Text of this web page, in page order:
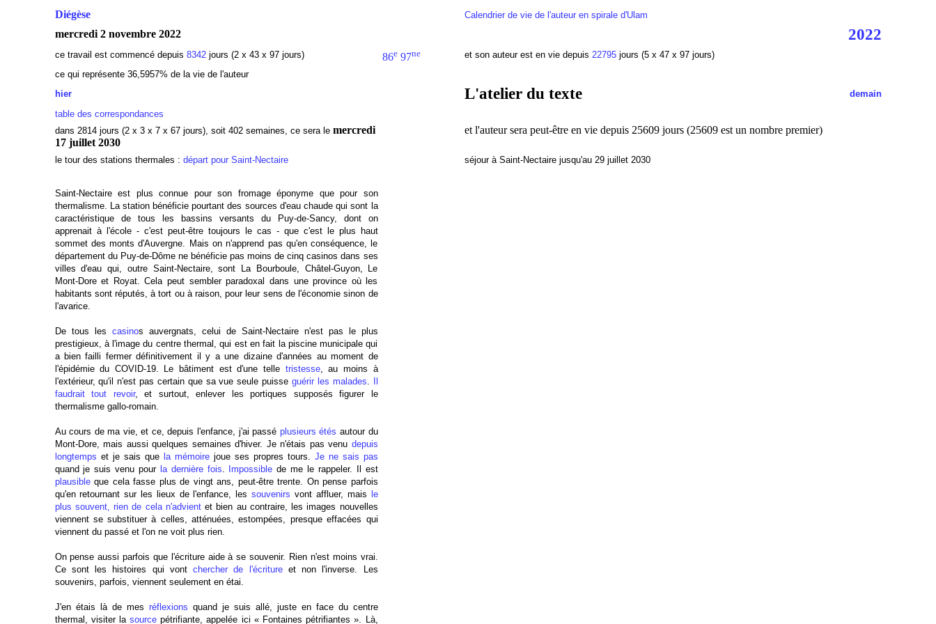
Diégèse Calendrier de vie de l'auteur en spirale d'Ulam
mercredi 2 novembre 2022 2022
ce travail est commencé depuis 8342jours (2 x 43 x 97 jours) 86e97ne et son auteur est en vie depuis 22795 jours (5 x 47 x 97 jours)
ce qui représente 36,5957% de la vie de l'auteur
hier
L'atelier du texte
demain
table des correspondances
dans 2814 jours (2 x 3 x 7 x 67 jours), soit 402 semaines, ce sera le mercredi
17 juillet 2030
et l'auteur sera peut-être en vie depuis 25609 jours (25609 est un nombre premier)
le tour des stations thermales : départ pour Saint-Nectaire séjour à Saint-Nectaire jusqu'au 29 juillet 2030
Saint-Nectaire est plus connue pour son fromage éponyme que pour son
thermalisme. La station bénéficie pourtant des sources d'eau chaude qui sont la
caractéristique de tous les bassins versants du Puy-de-Sancy, dont on
apprenait à l'école - c'est peut-être toujours le cas - que c'est le plus haut
sommet des monts d'Auvergne. Mais on n'apprend pas qu'en conséquence, le
département du Puy-de-Dôme ne bénéficie pas moins de cinq casinos dans ses
villes d'eau qui, outre Saint-Nectaire, sont La Bourboule, Châtel-Guyon, Le
Mont-Dore et Royat. Cela peut sembler paradoxal dans une province où les
habitants sont réputés, à tort ou à raison, pour leur sens de l'économie sinon de
l'avarice.
De tous les casinos auvergnats, celui de Saint-Nectaire n'est pas le plus
prestigieux, à l'image du centre thermal, qui est en fait la piscine municipale qui
a bien failli fermer définitivement il y a une dizaine d'années au moment de
l'épidémie du COVID-19. Le bâtiment est d'une telle tristesse, au moins à
l'extérieur, qu'il n'est pas certain que sa vue seule puisse guérir les malades.
faudrait tout revoir, et surtout, enlever les portiques supposés figurer le
thermalisme gallo-romain.
Au cours de ma vie, et ce, depuis l'enfance, j'ai passé plusieurs étés autour du
Mont-Dore, mais aussi quelques semaines d'hiver. Je n'étais pas venu depuis
longtemps et je sais que la mémoirejoue ses propres tours. Je ne sais pas
quand je suis venu pour la dernière fois. Impossible de me le rappeler. Il est
plausibleque cela fasse plus de vingt ans, peut-être trente. On pense parfois
qu'en retournant sur les lieux de l'enfance, lessouvenirs vont affluer, mais
le
plus souvent, rien de cela n'advientet bien au contraire, les images nouvelles
viennent se substituer à celles, atténuées, estompées, presque effacées qui
viennent du passé et l'on ne voit plus rien.
On pense aussi parfois que l'écriture aide à se souvenir. Rien n'est moins vrai.
Ce sont les histoires qui vont chercher de l'écritureet non l'inverse. Les
souvenirs, parfois, viennent seulement en étai.
J'en étais là de mes réflexions quand je suis allé, juste en face du centre
thermal, visiter lasource pétrifiante, appelée ici « Fontaines pétrifiantes ». Là,